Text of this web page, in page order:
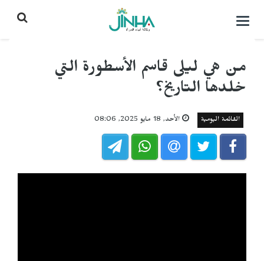
التحكم
من هي ليلى قاسم الأسطورة التي
خلدها التاريخ؟
القائمة اليومية الأحد, 18 مايو 2025, 08:06